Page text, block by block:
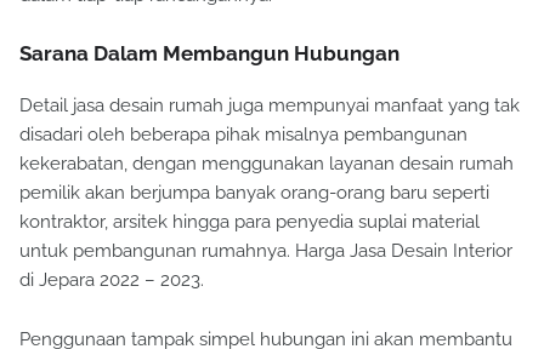
Sarana Dalam Membangun Hubungan
Detail jasa desain rumah juga mempunyai manfaat yang tak
disadari oleh beberapa pihak misalnya pembangunan
kekerabatan, dengan menggunakan layanan desain rumah
pemilik akan berjumpa banyak orang-orang baru seperti
kontraktor, arsitek hingga para penyedia suplai material
untuk pembangunan rumahnya. Harga Jasa Desain Interior
di Jepara 2022 – 2023.
Penggunaan tampak simpel hubungan ini akan membantu